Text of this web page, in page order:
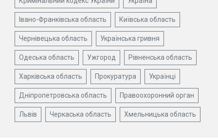
Івано-Франківська область Київська область
Чернівецька область Українська гривня
Одеська область Ужгород Рівненська область
Харківська область Прокуратура Українці
Дніпропетровська область Правоохоронний орган
Львів Черкаська область Хмельницька область